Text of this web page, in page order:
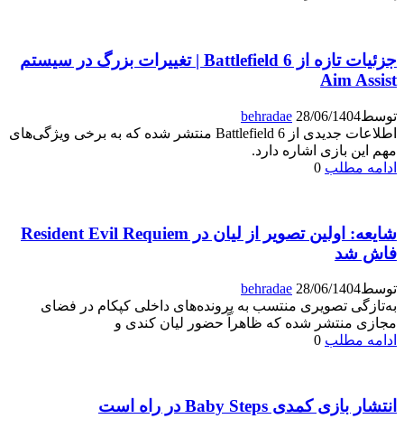
جزئیات تازه از Battlefield 6 | تغییرات بزرگ در سیستم
Aim Assist
توسط behradae 28/06/1404
اطلاعات جدیدی از Battlefield 6 منتشر شده که به برخی ویژگی‌های
مهم این بازی اشاره دارد.
ادامه مطلب 0
شایعه: اولین تصویر از لیان در Resident Evil Requiem
فاش شد
توسط behradae 28/06/1404
به‌تازگی تصویری منتسب به پرونده‌های داخلی کپکام در فضای
مجازی منتشر شده که ظاهراً حضور لیان کندی و
ادامه مطلب 0
انتشار بازی کمدی Baby Steps در راه است